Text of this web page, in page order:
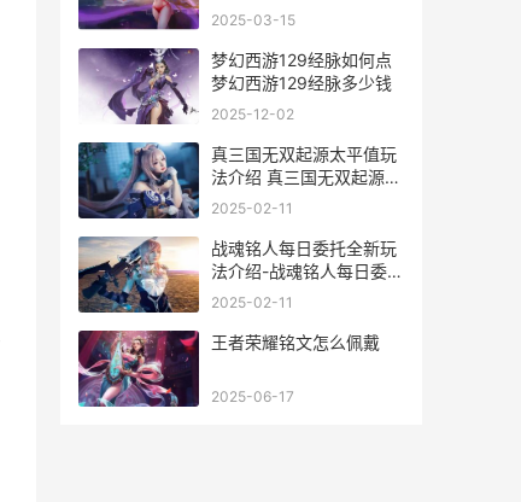
赋点获取
2025-03-15
梦幻西游129经脉如何点
梦幻西游129经脉多少钱
2025-12-02
真三国无双起源太平值玩
法介绍 真三国无双起源貂
蝉隐藏剧情
2025-02-11
战魂铭人每日委托全新玩
法介绍-战魂铭人每日委托
全新玩法是什么 战魂铭人
2025-02-11
王者荣耀铭文怎么佩戴
2025-06-17